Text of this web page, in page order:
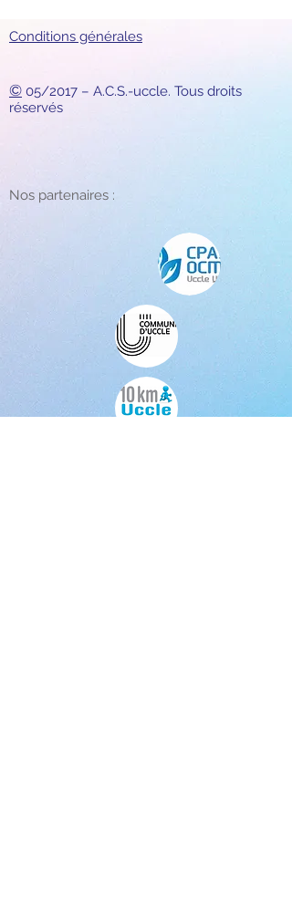
Conditions générales
© 05/2017 – A.C.S.-uccle. Tous droits
réservés
Nos partenaires :